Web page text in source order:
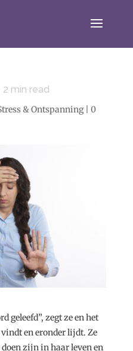
2 min read
& Ontspanning| 0
geleefd”, zegt ze en het
en eronder lijdt. Ze
doen zijn in haar leven en